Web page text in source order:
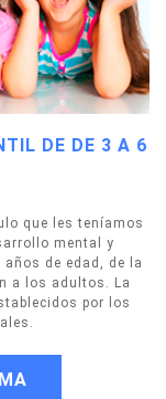
DE DE 3 A 6
que les teníamos
mental y
de edad, de la
a los adultos. La
por los